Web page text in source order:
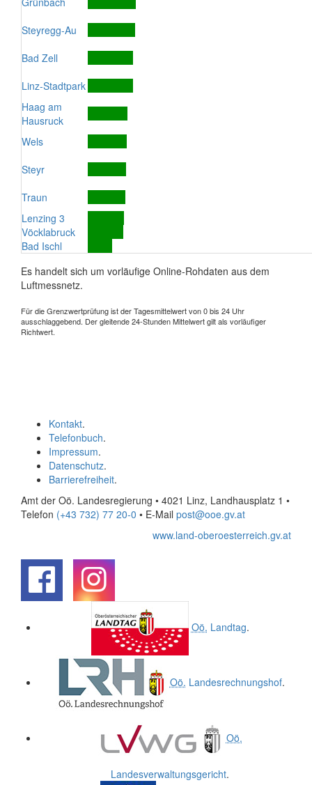
Steyregg-Au
Bad Zell
Linz-Stadtpark
Haag am
Hausruck
Wels
Steyr
Traun
Lenzing 3
Vöcklabruck
Bad Ischl
Es handelt sich um vorläufige Online-Rohdaten aus dem
Luftmessnetz.
Für die Grenzwertprüfung ist der Tagesmittelwert von 0 bis 24 Uhr
ausschlaggebend. Der gleitende 24-Stunden Mittelwert gilt als vorläufiger
Richtwert.
Kontakt.
Telefonbuch.
Impressum.
Datenschutz.
Barrierefreiheit.
Amt der Oö. Landesregierung • 4021 Linz, Landhausplatz 1 •
Telefon (+43 732) 77 20-0 • E-Mail post@ooe.gv.at
www.land-oberoesterreich.gv.at
Oö. Landtag.
Oö. Landesrechnungshof.
Oö.
Landesverwaltungsgericht.